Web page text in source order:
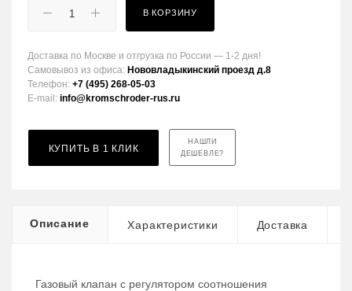
В КОРЗИНУ
Доставка по Москве и отгрузка по России — 1-2 дня!
Самовывоз из офиса: Нововладыкинский проезд д.8
Телефон: +7 (495) 268-05-03
E-mail: info@kromschroder-rus.ru
КУПИТЬ В 1 КЛИК
НАШЛИ
ДЕШЕВЛЕ?
Описание Характеристики Доставка
Газовый клапан с регулятором соотношения